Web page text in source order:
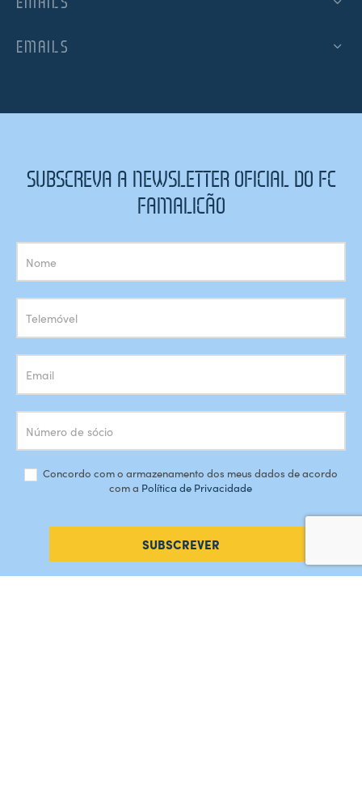
EMAILS
SUBSCREVA A NEWSLETTER OFICIAL DO FC
FAMALICÃO
Subscrição
Newsletter
Concordo com o armazenamento dos meus dados de acordo
com a Política de Privacidade
SUBSCREVER